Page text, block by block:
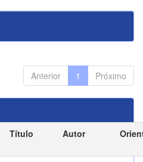
Anterior 1 Próximo
Título Autor